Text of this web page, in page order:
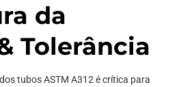
da
Tolerância
tubos ASTM A312 é crítica para